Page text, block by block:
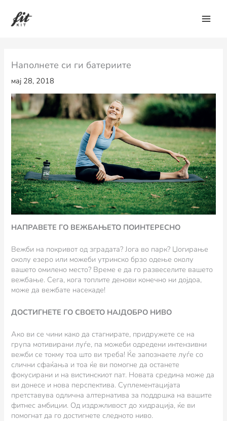
content
Наполнете си ги батериите
мај 28, 2018
НАПРАВЕТЕ ГО ВЕЖБАЊЕТО ПОИНТЕРЕСНО
Вежби на покривот од зградата? Јога во парк? Џогирање
околу езеро или можеби утринско брзо одење околу
вашето омилено место? Време е да го развеселите вашето
вежбање. Сега, кога топлите денови конечно ни дојдоа,
може да вежбате насекаде!
ДОСТИГНЕТЕ ГО СВОЕТО НАЈДОБРО НИВО
Ако ви се чини како да стагнирате, придружете се на
група мотивирани луѓе, па можеби одредени интензивни
вежби се токму тоа што ви треба! Ќе запознаете луѓе со
слични сфаќања и тоа ќе ви помогне да останете
фокусирани и на вистинскиот пат. Новата средина може да
ви донесе и нова перспектива. Суплементацијата
претставува одлична алтернатива за поддршка на вашите
фитнес амбиции. Од издржливост до хидрација, ќе ви
помогнат да го достигнете следното ниво.